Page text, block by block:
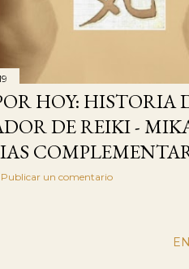
HOY: HISTORIA
DE REIKI -
Publicar un comentario